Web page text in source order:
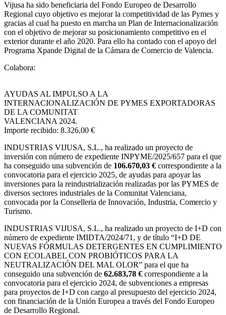
Vijusa ha sido beneficiaria del Fondo Europeo de Desarrollo
Regional cuyo objetivo es mejorar la competitividad de las Pymes y
gracias al cual ha puesto en marcha un Plan de Internacionalización
con el objetivo de mejorar su posicionamiento competitivo en el
exterior durante el año 2020. Para ello ha contado con el apoyo del
Programa Xpande Digital de la Cámara de Comercio de Valencia.
Colabora:
AYUDAS AL IMPULSO A LA
INTERNACIONALIZACIÓN DE PYMES EXPORTADORAS
DE LA COMUNITAT
VALENCIANA 2024.
Importe recibido: 8.326,00 €
INDUSTRIAS VIJUSA, S.L., ha realizado un proyecto de
inversión con número de expediente INPYME/2025/657 para el que
ha conseguido una subvención de 106.670,03 € correspondiente a la
convocatoria para el ejercicio 2025, de ayudas para apoyar las
inversiones para la reindustrialización realizadas por las PYMES de
diversos sectores industriales de la Comunitat Valenciana,
convocada por la Conselleria de Innovación, Industria, Comercio y
Turismo.
INDUSTRIAS VIJUSA, S.L., ha realizado un proyecto de I+D con
número de expediente IMIDTA/2024/71, y de título “I+D DE
NUEVAS FÓRMULAS DETERGENTES EN CUMPLIMIENTO
CON ECOLABEL CON PROBIÓTICOS PARA LA
NEUTRALIZACIÓN DEL MAL OLOR” para el que ha
conseguido una subvención de 62.683,78 € correspondiente a la
convocatoria para el ejercicio 2024, de subvenciones a empresas
para proyectos de I+D con cargo al presupuesto del ejercicio 2024,
con financiación de la Unión Europea a través del Fondo Europeo
de Desarrollo Regional.